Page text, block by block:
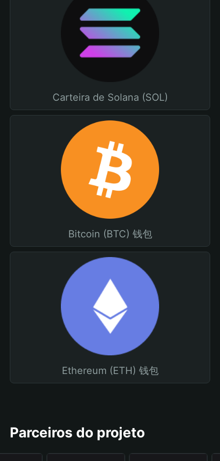
Carteira de Solana (SOL)
Bitcoin (BTC) 钱包
Ethereum (ETH) 钱包
Parceiros do projeto